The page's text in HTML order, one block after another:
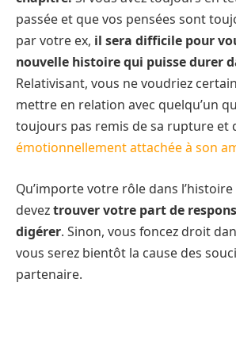
passée et que vos pensées sont
par votre ex, il sera difficile pour
nouvelle histoire qui puisse durer
Relativisant, vous ne voudriez
mettre en relation avec quelqu’un
toujours pas remis de sa rupture et
émotionnellement attachée à son
Qu’importe votre rôle dans l’histoire
deveztrouver votre part de
digérer. Sinon, vous foncez droit
vous serez bientôt la cause des
partenaire.